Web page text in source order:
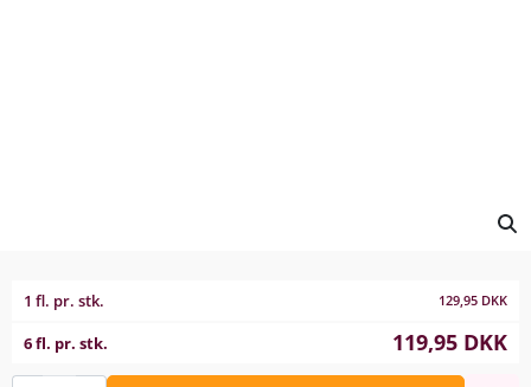
1 fl. pr. stk. 129,95 DKK
6 fl. pr. stk. 119,95 DKK